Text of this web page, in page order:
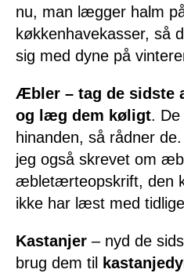
nu, man lægger halm
køkkenhavekasser, så
sig med dyne på
Æbler – tag de sidste
og læg dem køligt.
hinanden, så rådner
jeg også skrevet om
æbletærteopskrift, den
ikke har læst med
Kastanjer – nyd de
brug dem til